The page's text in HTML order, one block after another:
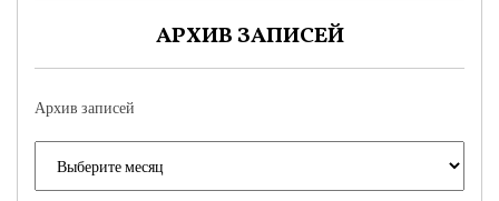
АРХИВ ЗАПИСЕЙ
Архив записей